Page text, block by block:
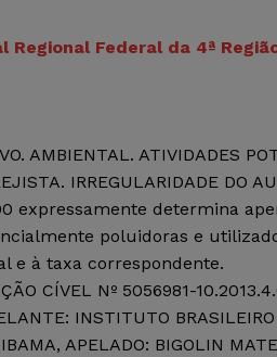
Regional Federal da 4ª
AMBIENTAL. ATIVIDADES
IRREGULARIDADE DO
expressamente determina
poluidoras e
e à taxa correspondente.
CÍVEL Nº 5056981-
INSTITUTO
APELADO: BIGOLIN